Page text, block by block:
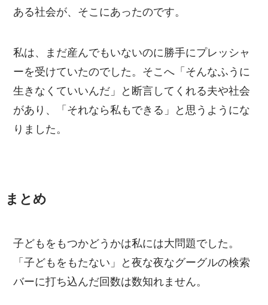
ある社会が、そこにあったのです。
私は、まだ産んでもいないのに勝手にプレッシャ
ーを受けていたのでした。そこへ「そんなふうに
生きなくていいんだ」と断言してくれる夫や社会
があり、「それなら私もできる」と思うようにな
りました。
まとめ
子どもをもつかどうかは私には大問題でした。
「子どもをもたない」と夜な夜なグーグルの検索
バーに打ち込んだ回数は数知れません。